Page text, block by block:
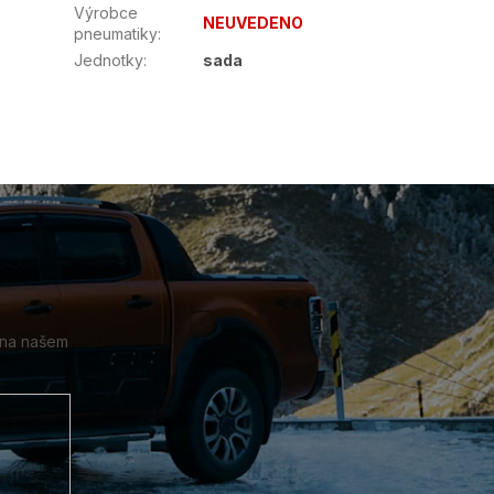
Výrobce
pneumatiky:
NEUVEDENO
Jednotky: sada
našem